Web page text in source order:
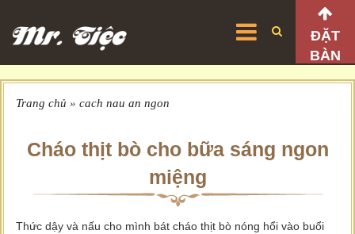
ĐẶT
BÀN
Trang chủ » cach nau an ngon
Cháo thịt bò cho bữa sáng ngon
miệng
Thức dậy và nấu cho mình bát cháo thịt bò nóng hổi vào buổi